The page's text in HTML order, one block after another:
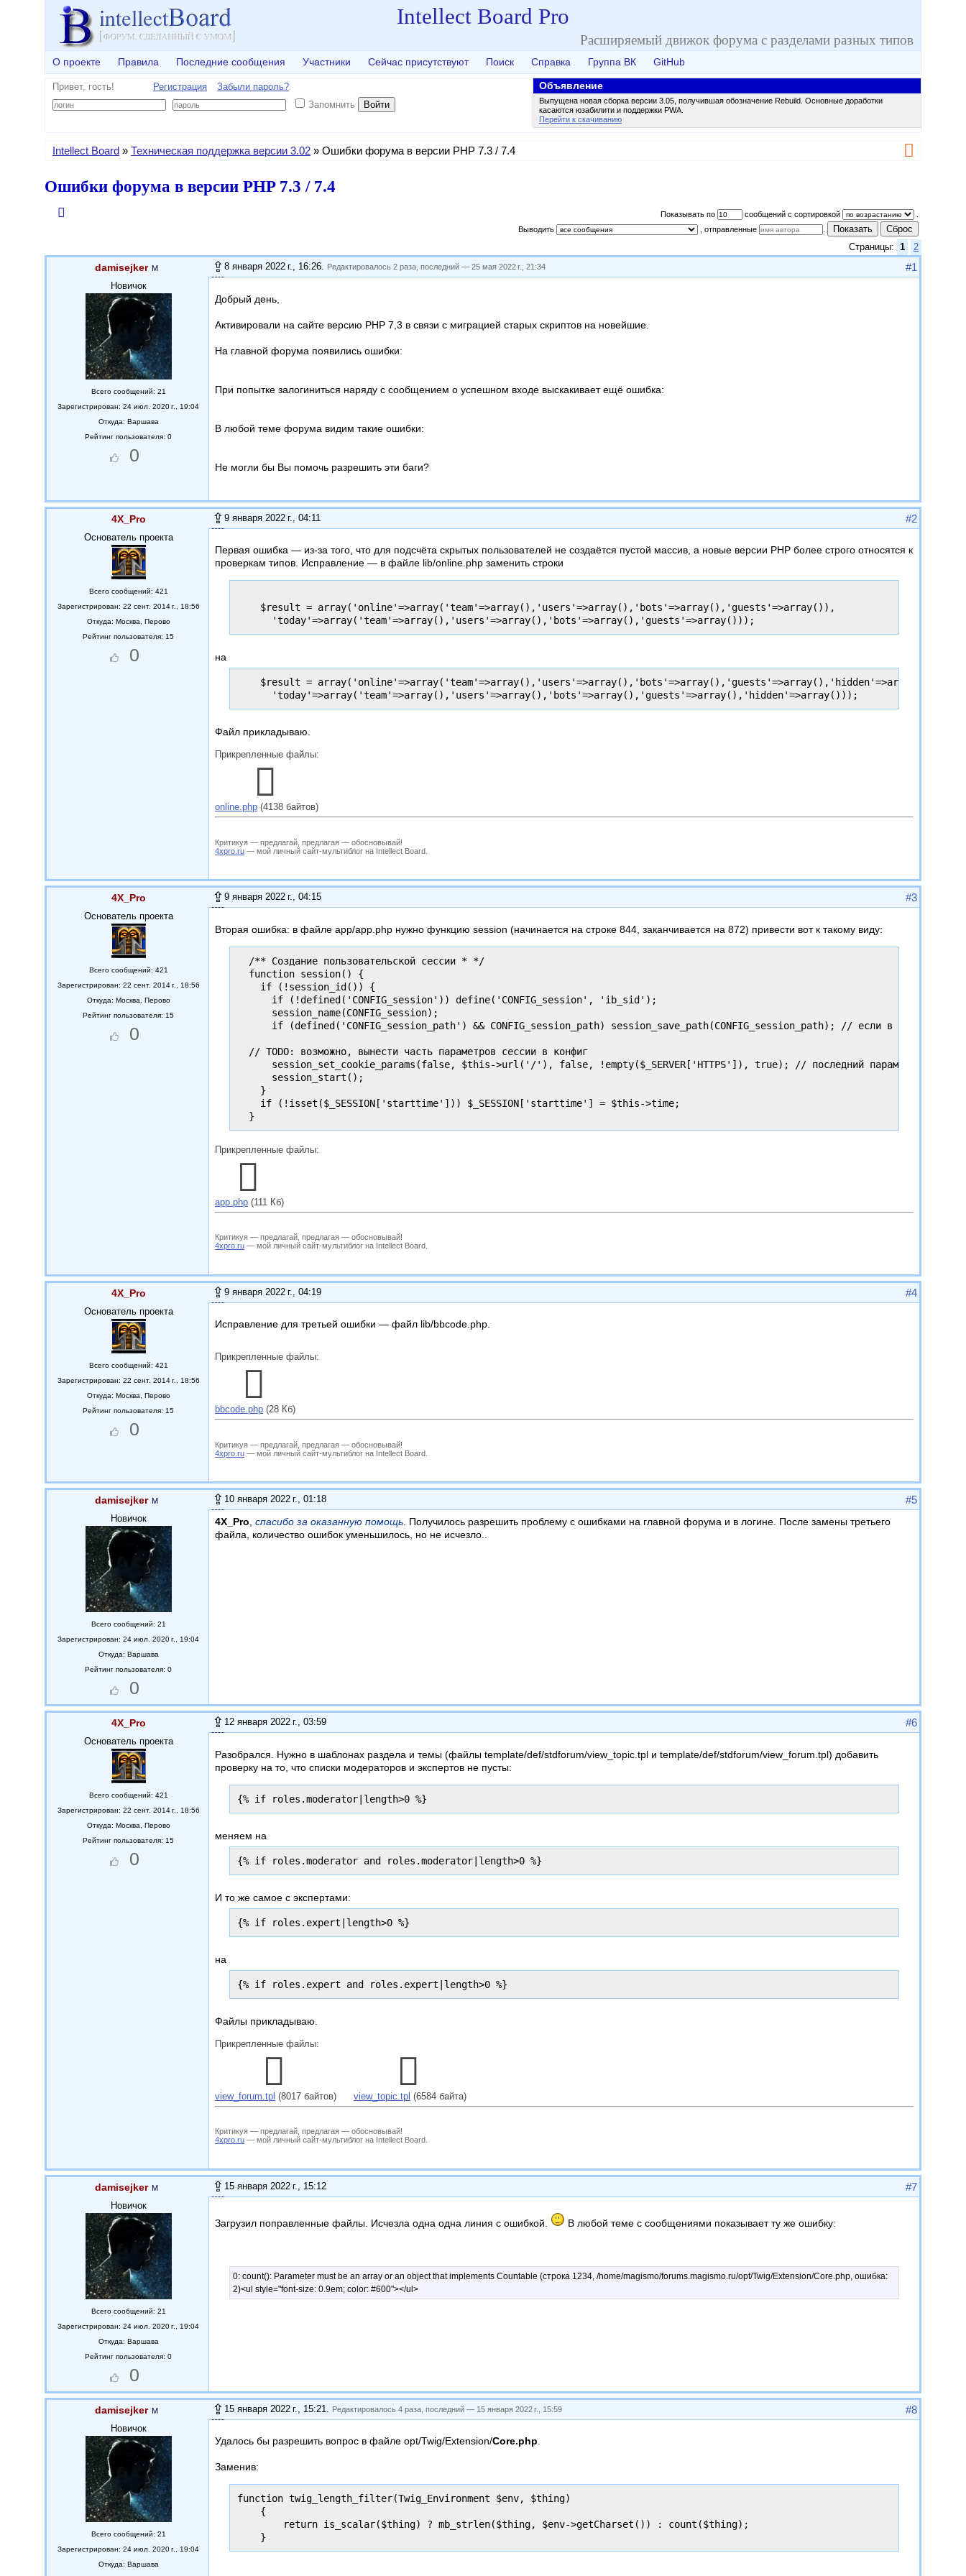
Intellect Board Pro
Расширяемый движок форума с разделами разных типов
О проекте Правила Последние сообщения Участники Сейчас присутствуют Поиск Справка Группа ВК GitHub
Объявление
Выпущена новая сборка версии 3.05, получившая обозначение Rebuild. Основные доработки
касаются юзабилити и поддержки PWA.
Перейти к скачиванию
Привет, гость! Регистрация
Забыли пароль?
Запомнить
Войти
Intellect Board » Техническая поддержка версии 3.02 » Ошибки форума в версии PHP 7.3 / 7.4
Ошибки форума в версии PHP 7.3 / 7.4
Показывать по сообщений с сортировкой
Выводить
, отправленные Показать Сброс
Страницы: 1 2
damisejker
Новичок
Всего сообщений: 21
Зарегистрирован: 24 июл. 2020 г., 19:04
Откуда: Варшава
Рейтинг пользователя: 0
0
8 января 2022 г., 16:26. Редактировалось 2 раза, последний —25 мая 2022 г., 21:34 #1
Добрый день,
Активировали на сайте версию PHP 7,3 в связи с миграцией старых скриптов на новейшие.
На главной форума появились ошибки:
При попытке залогиниться наряду с сообщением о успешном входе выскакивает ещё ошибка:
В любой теме форума видим такие ошибки:
Не могли бы Вы помочь разрешить эти баги?
4X_Pro
Основатель проекта
Всего сообщений: 421
Зарегистрирован: 22 сент. 2014 г., 18:56
Откуда: Москва, Перово
Рейтинг пользователя: 15
0
9 января 2022 г., 04:11 #2
Первая ошибка — из-за того, что для подсчёта скрытых пользователей не создаётся пустой массив, а новые версии PHP более строго относятся к
проверкам типов. Исправление — в файле lib/online.php заменить строки
    $result = array('online'=>array('team'=>array(),'users'=>array(),'bots'=>array(),'guests'=>array()),
на
    $result = array('online'=>array('team'=>array(),'users'=>array(),'bots'=>array(),'guests'=>array(),'hidden'=>array()),
Файл прикладываю.
Прикрепленные файлы:
online.php (4138 байтов)
Критикуя — предлагай, предлагая — обосновывай!
4xpro.ru — мой личный сайт-мультиблог на Intellect Board.
4X_Pro
Основатель проекта
Всего сообщений: 421
Зарегистрирован: 22 сент. 2014 г., 18:56
Откуда: Москва, Перово
Рейтинг пользователя: 15
0
9 января 2022 г., 04:15 #3
Вторая ошибка: в файле app/app.php нужно функцию session (начинается на строке 844, заканчивается на 872) привести вот к такому виду:
  /** Создание пользовательской сессии * */
  function session() {
    if (!session_id()) {
      if (!defined('CONFIG_session')) define('CONFIG_session', 'ib_sid');
      session_name(CONFIG_session);
if (defined('CONFIG_session_path') && CONFIG_session_path) session_save_path(CONFIG_session_path); // если в настройках
  // TODO: возможно, вынести часть параметров сессии в конфиг
session_set_cookie_params(false, $this->url('/'), false, !empty($_SERVER['HTTPS']), true); // последний параметр
      session_start();
    }
    if (!isset($_SESSION['starttime'])) $_SESSION['starttime'] = $this->time;
Прикрепленные файлы:
app.php (111 Кб)
Критикуя — предлагай, предлагая — обосновывай!
4xpro.ru — мой личный сайт-мультиблог на Intellect Board.
4X_Pro
Основатель проекта
Всего сообщений: 421
Зарегистрирован: 22 сент. 2014 г., 18:56
Откуда: Москва, Перово
Рейтинг пользователя: 15
0
9 января 2022 г., 04:19 #4
Исправление для третьей ошибки — файл lib/bbcode.php.
Прикрепленные файлы:
bbcode.php (28 Кб)
Критикуя — предлагай, предлагая — обосновывай!
4xpro.ru — мой личный сайт-мультиблог на Intellect Board.
damisejker
Новичок
Всего сообщений: 21
Зарегистрирован: 24 июл. 2020 г., 19:04
Откуда: Варшава
Рейтинг пользователя: 0
0
10 января 2022 г., 01:18 #5
4X_Pro,спасибо за оказанную помощь. Получилось разрешить проблему с ошибками на главной форума и в логине. После замены третьего
файла, количество ошибок уменьшилось, но не исчезло..
4X_Pro
Основатель проекта
Всего сообщений: 421
Зарегистрирован: 22 сент. 2014 г., 18:56
Откуда: Москва, Перово
Рейтинг пользователя: 15
0
12 января 2022 г., 03:59 #6
Разобрался. Нужно в шаблонах раздела и темы (файлы template/def/stdforum/view_topic.tpl и template/def/stdforum/view_forum.tpl) добавить
проверку на то, что списки модераторов и экспертов не пусты:
{% if roles.moderator|length>0 %}
меняем на
{% if roles.moderator and roles.moderator|length>0 %}
И то же самое с экспертами:
{% if roles.expert|length>0 %}
на
{% if roles.expert and roles.expert|length>0 %}
Файлы прикладываю.
Прикрепленные файлы:
view_forum.tpl (8017 байтов) view_topic.tpl (6584 байта)
Критикуя — предлагай, предлагая — обосновывай!
4xpro.ru — мой личный сайт-мультиблог на Intellect Board.
damisejker
Новичок
Всего сообщений: 21
Зарегистрирован: 24 июл. 2020 г., 19:04
Откуда: Варшава
Рейтинг пользователя: 0
0
15 января 2022 г., 15:12 #7
Загрузил поправленные файлы. Исчезла одна одна линия с ошибкой. В любой теме с сообщениями показывает ту же ошибку:
0: count(): Parameter must be an array or an object that implements Countable (строка 1234, /home/magismo/forums.magismo.ru/opt/Twig/Extension/Core.php, ошибка:
2)<ul style="font-size: 0.9em; color: #600"></ul>
damisejker
Новичок
Всего сообщений: 21
Зарегистрирован: 24 июл. 2020 г., 19:04
Откуда: Варшава
15 января 2022 г., 15:21 Редактировалось 4 раза, последний — 15 января 2022 г., 15:59 #8
Удалось бы разрешить вопрос в файле opt/Twig/Extension/Core.php.
Заменив:
function twig_length_filter(Twig_Environment $env, $thing)
{
return is_scalar($thing) ? mb_strlen($thing, $env->getCharset()) : count($thing);
}